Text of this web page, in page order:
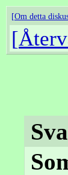
Om detta